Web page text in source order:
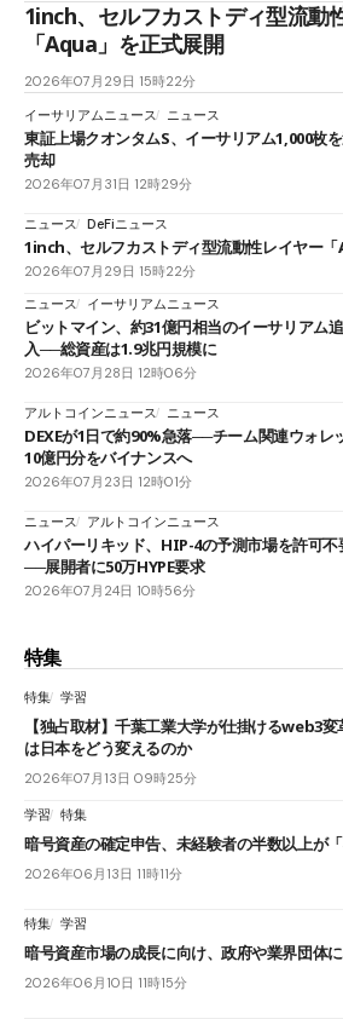
1inch、セルフカストディ型流動
「Aqua」を正式展開
2026年07月29日 15時22分
イーサリアムニュース
ニュース
東証上場クオンタムS、イーサリアム1,000枚
売却
2026年07月31日 12時29分
ニュース DeFiニュース
1inch、セルフカストディ型流動性レイヤー
2026年07月29日 15時22分
ニュース
イーサリアムニュース
ビットマイン、約31億円相当のイーサリアム
入──総資産は1.9兆円規模に
2026年07月28日 12時06分
アルトコインニュース ニュース
DEXEが1日で約90%急落──チーム関連ウォレ
10億円分をバイナンスへ
2026年07月23日 12時01分
ニュース アルトコインニュース
ハイパーリキッド、HIP-4の予測市場を許可不
──展開者に50万HYPE要求
2026年07月24日 10時56分
特集
特集 学習
【独占取材】千葉工業大学が仕掛けるweb3
は日本をどう変えるのか
2026年07月13日 09時25分
学習 特集
暗号資産の確定申告、未経験者の半数以上が
2026年06月13日 11時11分
特集 学習
暗号資産市場の成長に向け、政府や業界団体
2026年06月10日 11時15分